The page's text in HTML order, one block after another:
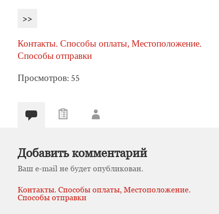
>>
Контакты. Способы оплаты, Местоположение.
Способы отправки
Просмотров: 55
Добавить комментарий
Ваш e-mail не будет опубликован.
Контакты. Способы оплаты, Местоположение.
Способы отправки